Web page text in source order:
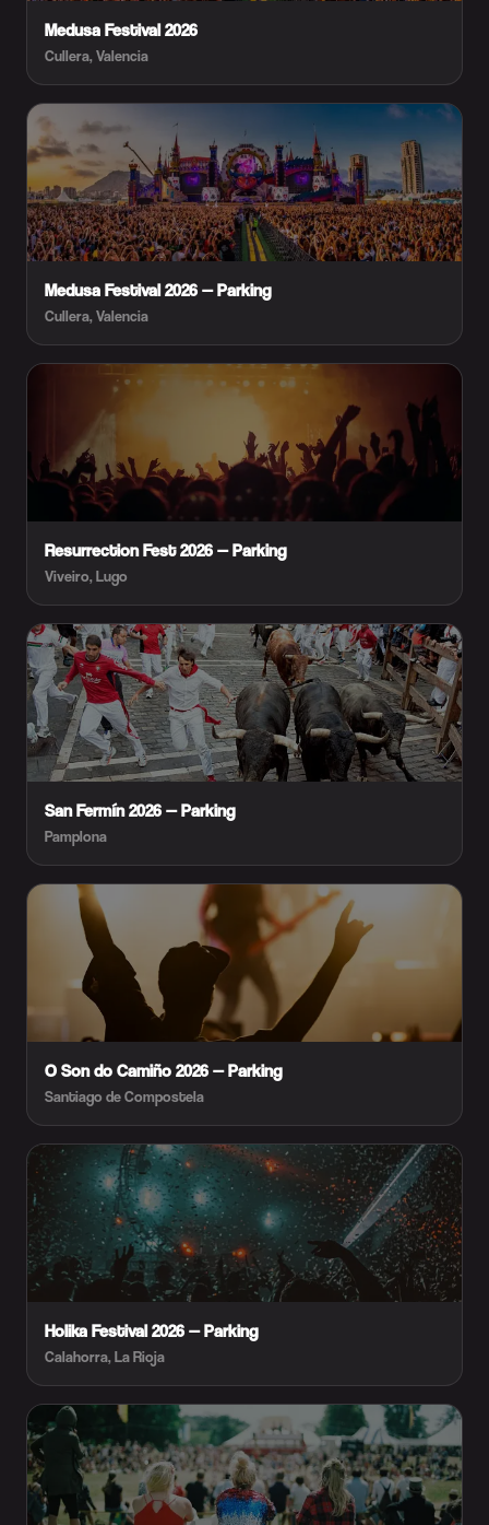
Medusa Festival 2026
Cullera, Valencia
Medusa Festival 2026 — Parking
Cullera, Valencia
Resurrection Fest 2026 — Parking
Viveiro, Lugo
San Fermín 2026 — Parking
Pamplona
O Son do Camiño 2026 — Parking
Santiago de Compostela
Holika Festival 2026 — Parking
Calahorra, La Rioja